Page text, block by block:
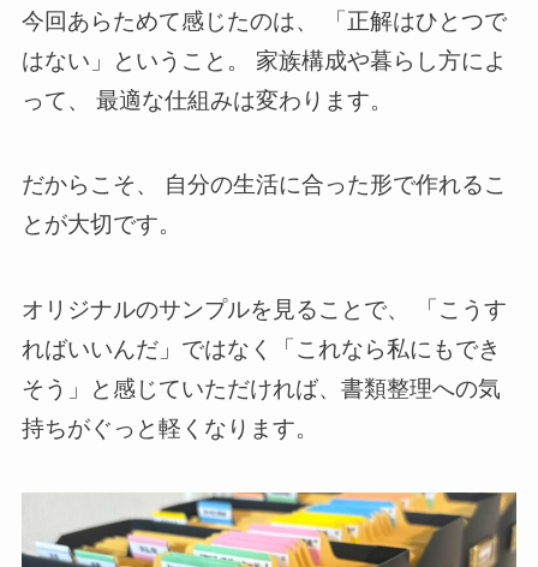
今回あらためて感じたのは、 「正解はひとつで
はない」ということ。 家族構成や暮らし方によ
って、 最適な仕組みは変わります。
だからこそ、 自分の生活に合った形で作れるこ
とが大切です。
オリジナルのサンプルを見ることで、 「こうす
ればいいんだ」ではなく「これなら私にもでき
そう」と感じていただければ、書類整理への気
持ちがぐっと軽くなります。